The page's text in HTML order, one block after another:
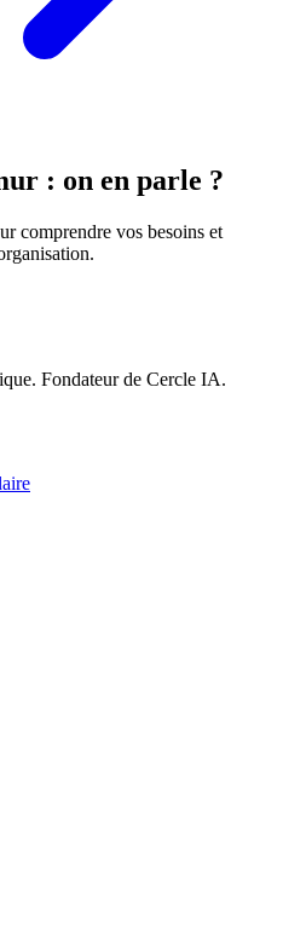
: on en parle ?
comprendre vos besoins et
Fondateur de Cercle IA.